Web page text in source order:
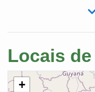
Locais
+